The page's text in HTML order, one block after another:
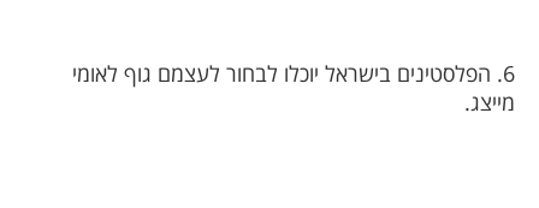
6. הפלסטינים בישראל יוכלו לבחור לעצמם גוף לאומי
מייצג.